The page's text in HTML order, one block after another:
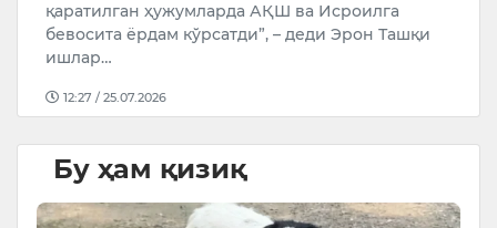
қаратилган ҳужумларда АҚШ ва Исроилга
бевосита ёрдам кўрсатди”, – деди Эрон Ташқи
ишлар…
12:27 / 25.07.2026
Бу ҳам қизиқ